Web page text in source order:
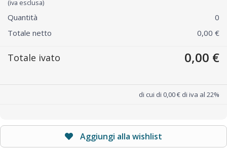
(iva esclusa)
Quantità
0
Totale netto
0,00 €
Totale ivato 0,00 €
di cui di 0,00 € di iva al 22%
Aggiungi alla wishlist